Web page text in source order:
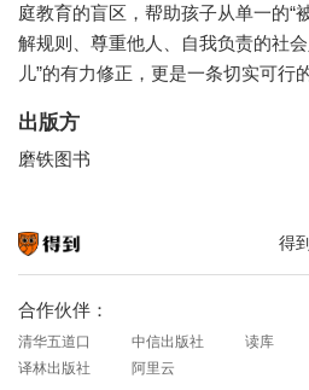
庭教育的盲区，帮助孩子从单一的“
解规则、尊重他人、自我负责的社
儿”的有力修正，更是一条切实可行
出版方
磨铁图书
得
合作伙伴：
清华五道口 中信出版社 读库
译林出版社
阿里云